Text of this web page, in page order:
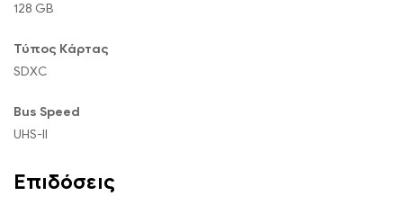
128 GB
Τύπος Κάρτας
SDXC
Bus Speed
UHS-II
Επιδόσεις